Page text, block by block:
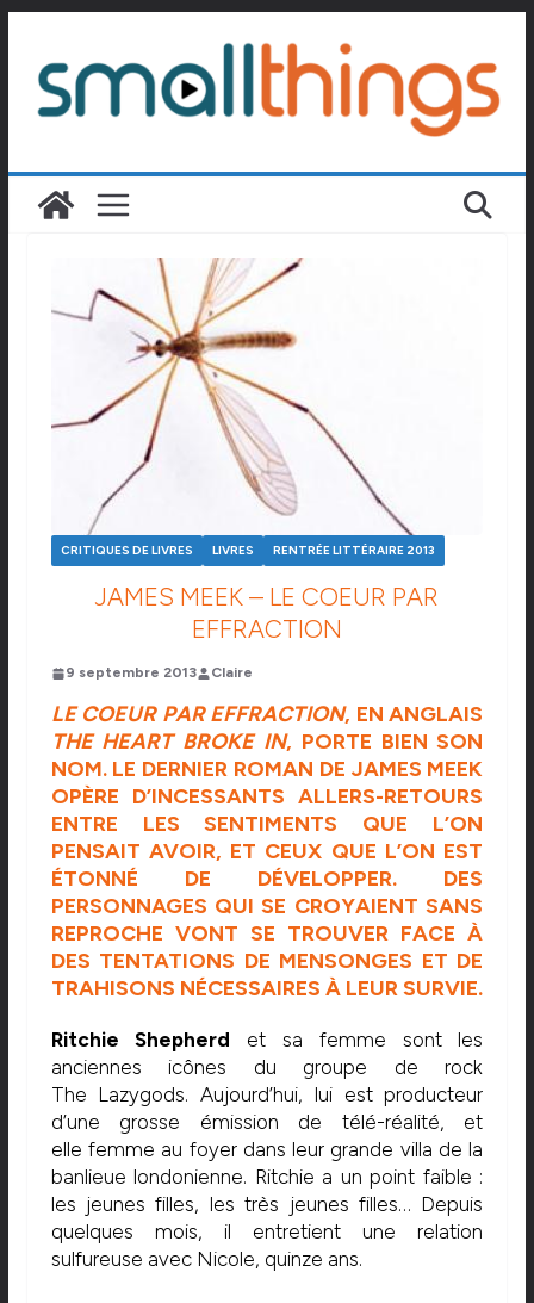
contenu
CRITIQUES DE LIVRES LIVRES RENTRÉE LITTÉRAIRE 2013
JAMES MEEK – LE COEUR PAR
EFFRACTION
9 septembre 2013 Claire
LE COEUR PAR EFFRACTION, EN ANGLAIS
THE HEART BROKE IN, PORTE BIEN SON
NOM. LE DERNIER ROMAN DE JAMES MEEK
OPÈRE D’INCESSANTS ALLERS-RETOURS
ENTRE LES SENTIMENTS QUE L’ON
PENSAIT AVOIR, ET CEUX QUE L’ON EST
ÉTONNÉ DE DÉVELOPPER. DES
PERSONNAGES QUI SE CROYAIENT SANS
REPROCHE VONT SE TROUVER FACE À
DES TENTATIONS DE MENSONGES ET DE
TRAHISONS NÉCESSAIRES À LEUR SURVIE.
Ritchie Shepherd et sa femme sont les
anciennes icônes du groupe de rock
The Lazygods. Aujourd’hui, lui est producteur
d’une grosse émission de télé-réalité, et
elle femme au foyer dans leur grande villa de la
banlieue londonienne. Ritchie a un point faible :
les jeunes filles, les très jeunes filles… Depuis
quelques mois, il entretient une relation
sulfureuse avec Nicole, quinze ans.